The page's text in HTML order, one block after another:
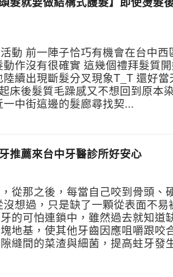
動 前一陣子恰巧有機會在台中西
作沒有很確實 這幾個禮拜髮質
續出現斷髮分叉現象T_T 還好當
床後髮質毛躁感又不想回到原本
中街這邊的髮廊尋找契...
推薦來台中牙醫診所好安心
從那之後，每當自己咬到骨頭、
想過，只是缺了一顆從表面不易
的可怕連鎖中，雖然過去就知道
地基，使其他牙齒因應咀嚼跟咬
縫間的菜渣與細菌，提高蛀牙發